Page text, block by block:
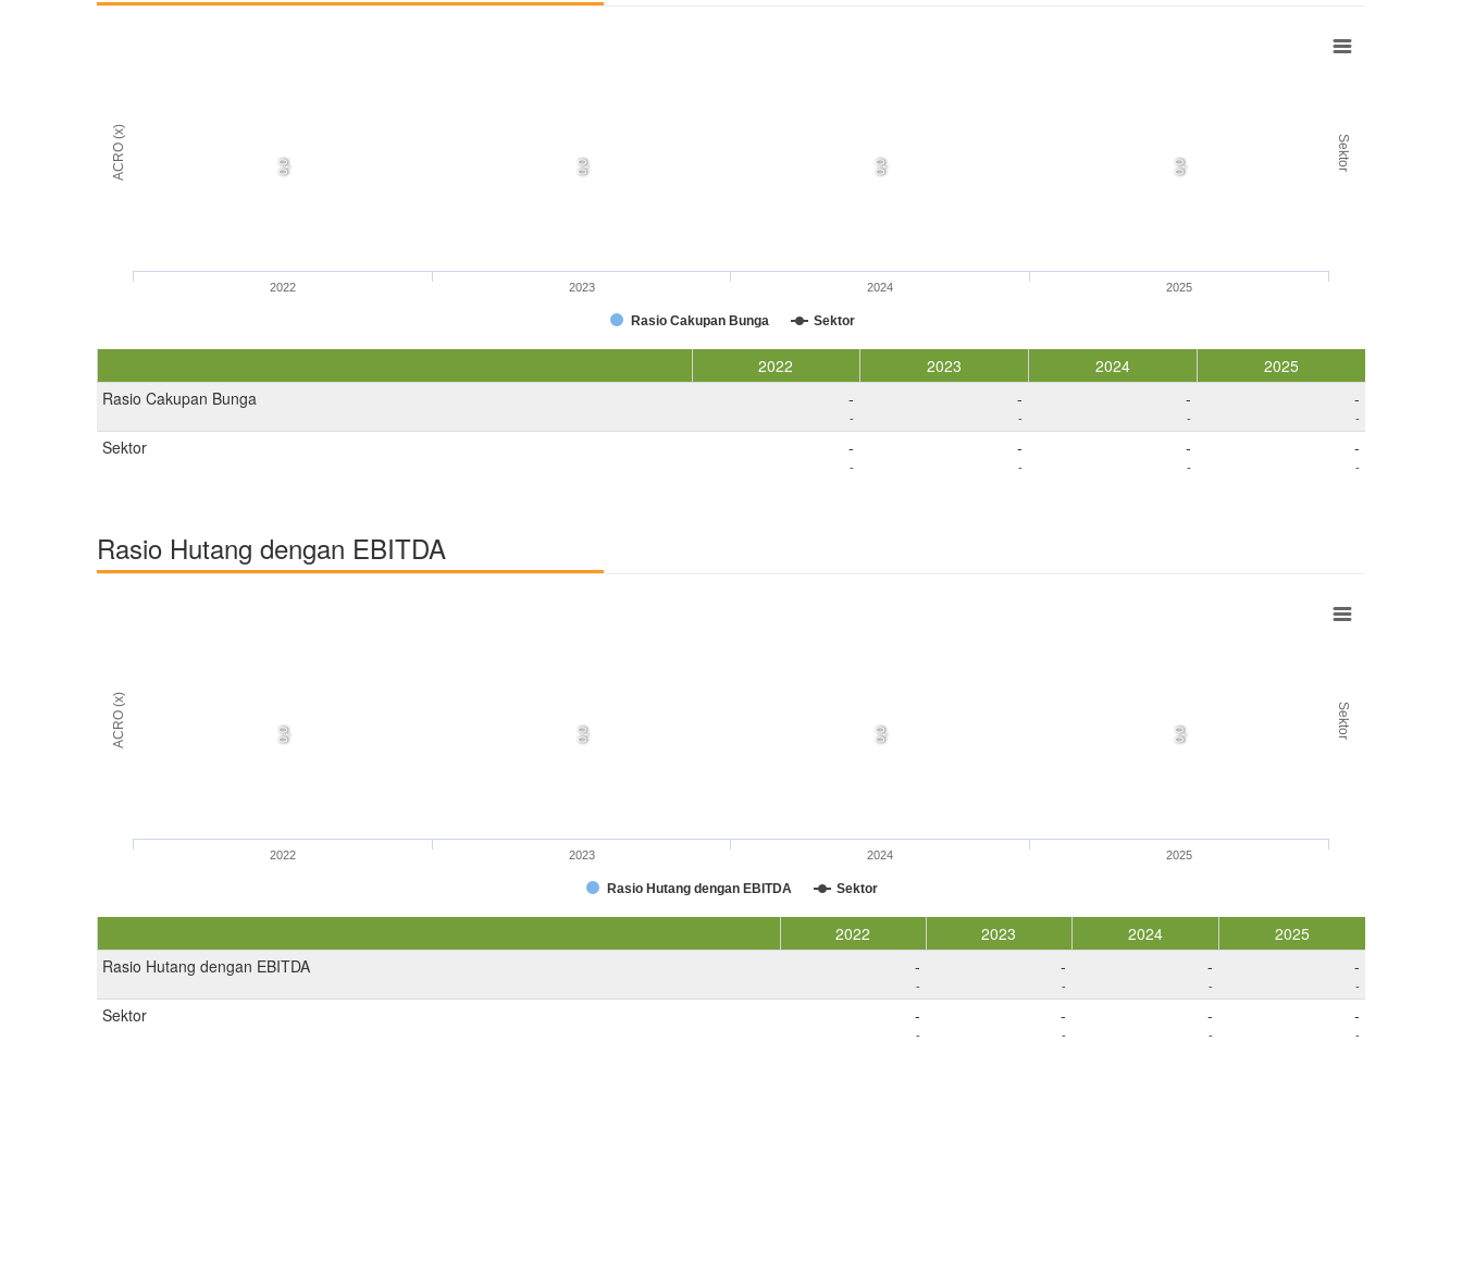
ACRO (x) Sektor
0,0 0,0 0,0 0,0
Rasio Cakupan Bunga Sektor
2022 2023 2024 2025
2022 2023 2024
2025
Rasio Cakupan Bunga
-
-
-
-
-
-
-
-
Sektor -
-
-
-
-
-
-
-
Rasio Hutang dengan EBITDA
ACRO (x) Sektor
0,0 0,0 0,0 0,0
Rasio Hutang dengan EBITDA Sektor
2022 2023 2024 2025
2022 2023 2024
2025
Rasio Hutang dengan EBITDA
-
-
-
-
-
-
-
-
Sektor -
-
-
-
-
-
-
-